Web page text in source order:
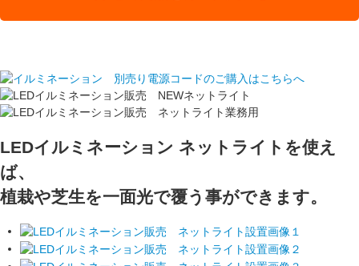
LEDイルミネーション ネットライトを使え
ば、
植栽や芝生を一面光で覆う事ができます。